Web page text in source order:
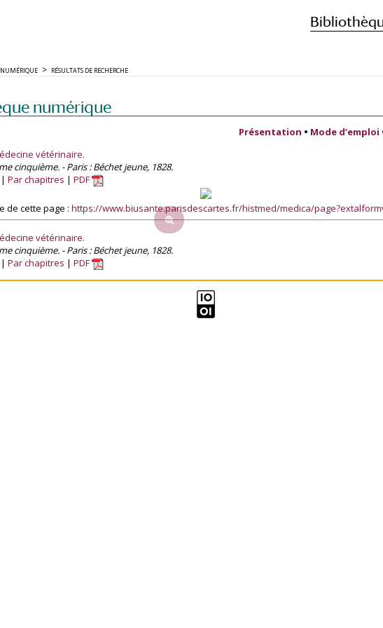
RÉSULTATS DE RECHERCHE
numérique
Présentation • Mode d’emploi
vétérinaire.
cinquième. - Paris : Béchet jeune, 1828.
Par chapitres PDF
de cette page : https://www.biusante.parisdescartes.fr/histmed/medica/
vétérinaire.
cinquième. - Paris : Béchet jeune, 1828.
Par chapitres PDF